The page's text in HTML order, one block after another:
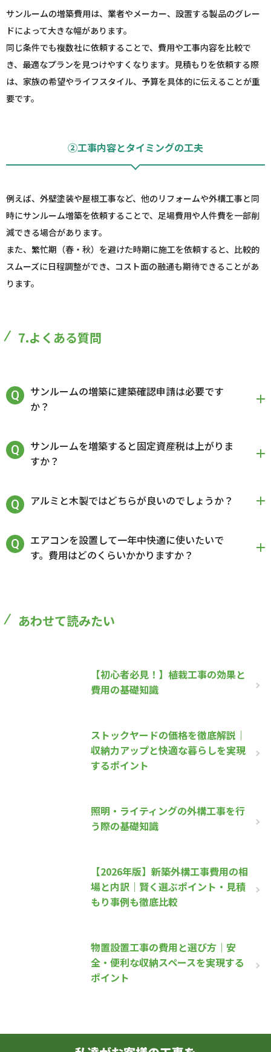
サンルームの増築費用は、業者やメーカー、設置する製品のグレー
ドによって大きな幅があります。
同じ条件でも複数社に依頼することで、費用や工事内容を比較で
き、最適なプランを見つけやすくなります。見積もりを依頼する際
は、家族の希望やライフスタイル、予算を具体的に伝えることが重
要です。
②工事内容とタイミングの工夫
例えば、外壁塗装や屋根工事など、他のリフォームや外構工事と同
時にサンルーム増築を依頼することで、足場費用や人件費を一部削
減できる場合があります。
また、繁忙期（春・秋）を避けた時期に施工を依頼すると、比較的
スムーズに日程調整ができ、コスト面の融通も期待できることがあ
ります。
7.よくある質問
サンルームの増築に建築確認申請は必要です
か？
サンルームを増築すると固定資産税は上がりま
すか？
アルミと木製ではどちらが良いのでしょうか？
エアコンを設置して一年中快適に使いたいで
す。費用はどのくらいかかりますか？
あわせて読みたい
【初心者必見！】植栽工事の効果と
費用の基礎知識
ストックヤードの価格を徹底解説｜
収納力アップと快適な暮らしを実現
するポイント
照明・ライティングの外構工事を行
う際の基礎知識
【2026年版】新築外構工事費用の相
場と内訳｜賢く選ぶポイント・見積
もり事例も徹底比較
物置設置工事の費用と選び方｜安
全・便利な収納スペースを実現する
ポイント